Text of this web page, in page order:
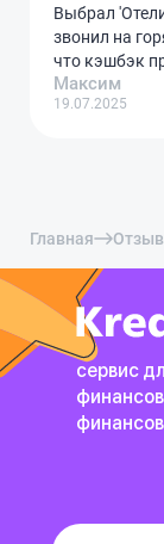
Выбрал
звонил на
что кэшбэк
Максим
19.07.2025
Главная
сервис